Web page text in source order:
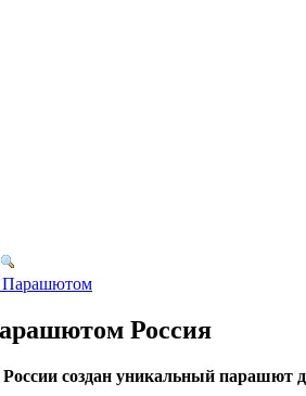
Россия
России создан уникальный